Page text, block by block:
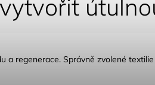
vytvořit
a regenerace. Správně zvolené